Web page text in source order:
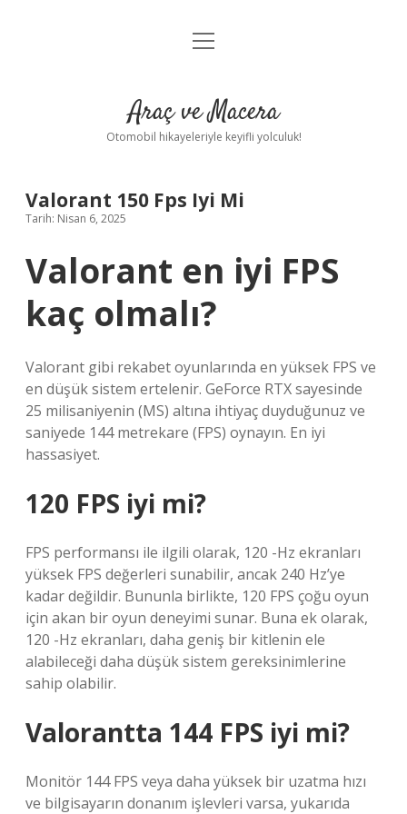
Anasayfa
Yasal Uyarı
menüyü
Araç ve Macera
Otomobil hikayeleriyle keyifli yolculuk!
Valorant 150 Fps Iyi Mi
Tarih: Nisan 6, 2025
Valorant en iyi FPS
kaç olmalı?
Valorant gibi rekabet oyunlarında en yüksek FPS ve
en düşük sistem ertelenir. GeForce RTX sayesinde
25 milisaniyenin (MS) altına ihtiyaç duyduğunuz ve
saniyede 144 metrekare (FPS) oynayın. En iyi
hassasiyet.
120 FPS iyi mi?
FPS performansı ile ilgili olarak, 120 -Hz ekranları
yüksek FPS değerleri sunabilir, ancak 240 Hz’ye
kadar değildir. Bununla birlikte, 120 FPS çoğu oyun
için akan bir oyun deneyimi sunar. Buna ek olarak,
120 -Hz ekranları, daha geniş bir kitlenin ele
alabileceği daha düşük sistem gereksinimlerine
sahip olabilir.
Valorantta 144 FPS iyi mi?
Monitör 144 FPS veya daha yüksek bir uzatma hızı
ve bilgisayarın donanım işlevleri varsa, yukarıda